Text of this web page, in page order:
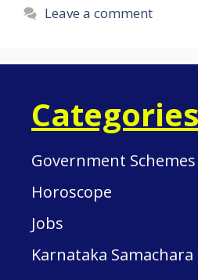
Leave a comment
Categories
Government Schemes
Horoscope
Jobs
Karnataka Samachara